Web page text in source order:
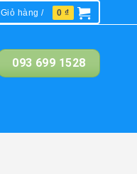
Giỏ hàng / 0 ₫
093 699 1528